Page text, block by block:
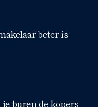
beter is
buren de kopers